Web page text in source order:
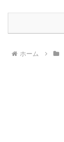
ホーム